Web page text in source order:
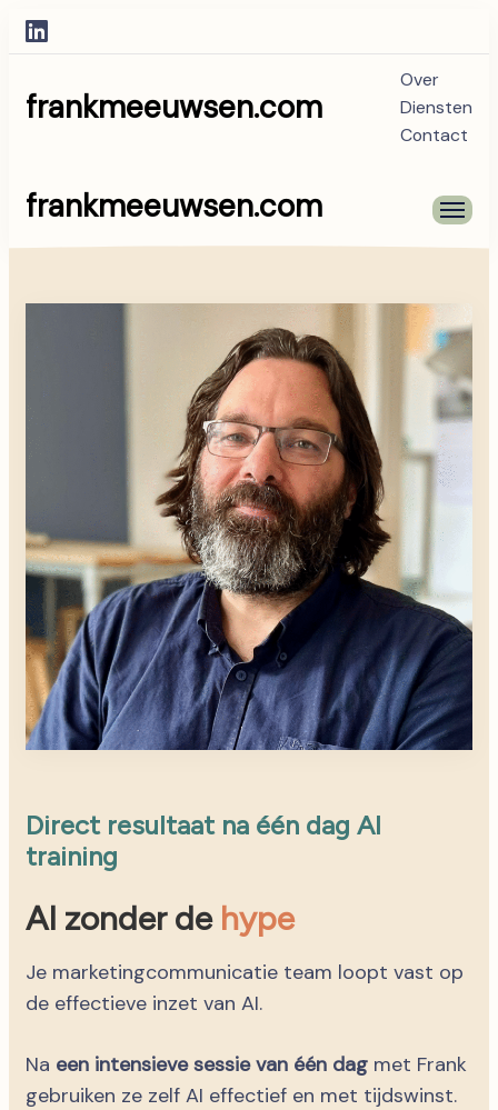
frankmeeuwsen.com
Over
Diensten
Contact
frankmeeuwsen.com
Direct resultaat na één dag AI
training
AI zonder de hype
Je marketingcommunicatie team loopt vast op
de effectieve inzet van AI.
Na een intensieve sessie van één dag met Frank
gebruiken ze zelf AI effectief en met tijdswinst.